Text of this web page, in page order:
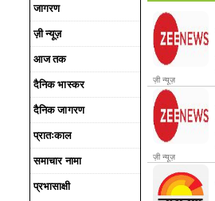
जागरण
ज़ी न्यूज़
आज तक
दैनिक भास्कर
दैनिक जागरण
प्रातःकाल
समाचार नामा
प्रभासाक्षी
ज़ी न्यूज़
ज़ी न्यूज़